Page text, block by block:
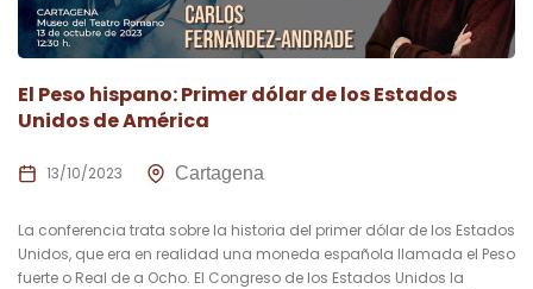
El Peso hispano: Primer dólar de los Estados
Unidos de América
13/10/2023 Cartagena
La conferencia trata sobre la historia del primer dólar de los Estados
Unidos, que era en realidad una moneda española llamada el Peso
fuerte o Real de a Ocho. El Congreso de los Estados Unidos la